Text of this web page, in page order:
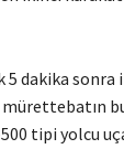
5 dakika
tipi yolcu